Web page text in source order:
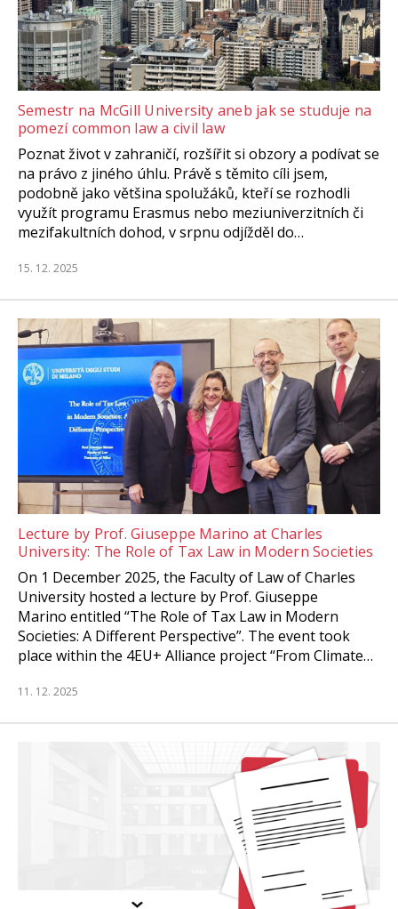
Semestr na McGill University aneb jak se studuje na
pomezí common law a civil law
Poznat život v zahraničí, rozšířit si obzory a podívat se
na právo z jiného úhlu. Právě s těmito cíli jsem,
podobně jako většina spolužáků, kteří se rozhodli
využít programu Erasmus nebo meziuniverzitních či
mezifakultních dohod, v srpnu odjížděl do…
15. 12. 2025
Lecture by Prof. Giuseppe Marino at Charles
University: The Role of Tax Law in Modern Societies
On 1 December 2025, the Faculty of Law of Charles
University hosted a lecture by Prof. Giuseppe
Marino entitled “The Role of Tax Law in Modern
Societies: A Different Perspective”. The event took
place within the 4EU+ Alliance project “From Climate…
11. 12. 2025